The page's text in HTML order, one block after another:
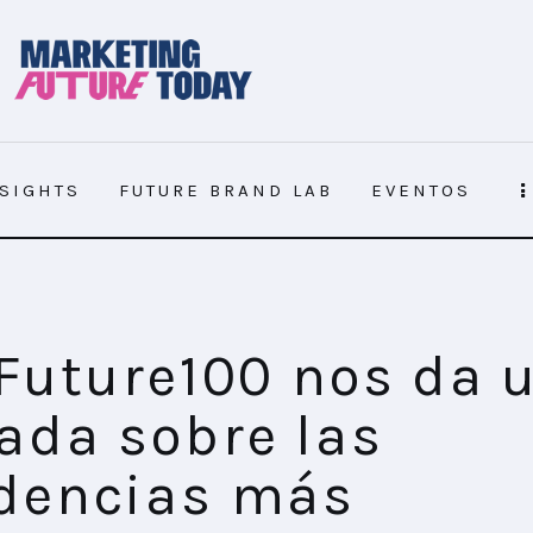
FUTURE BRAND LAB EVENTOS
nos da
sobre las
más